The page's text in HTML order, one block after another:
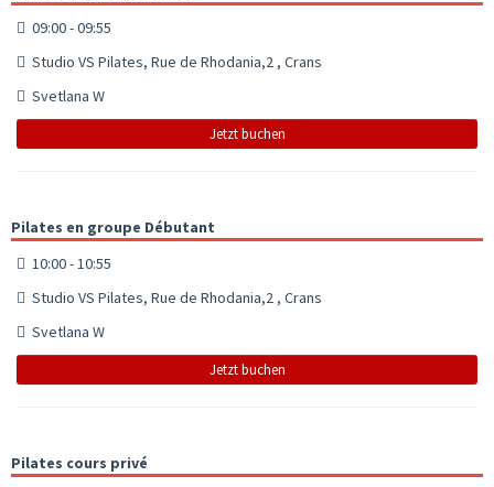
09:00 - 09:55
Studio VS Pilates, Rue de Rhodania,2 , Crans
Svetlana W
Jetzt buchen
Pilates en groupe Débutant
10:00 - 10:55
Studio VS Pilates, Rue de Rhodania,2 , Crans
Svetlana W
Jetzt buchen
Pilates cours privé